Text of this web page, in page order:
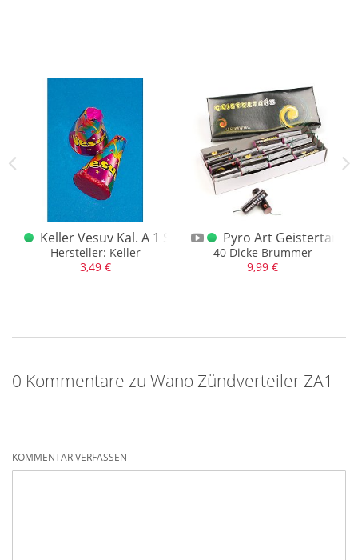
Keller Vesuv Kal. A 1 Stück alt
Hersteller: Keller
3,49 €
Pyro Art Geistertanz
40 Dicke Brummer
9,99 €
0 Kommentare zu Wano Zündverteiler ZA1
KOMMENTAR VERFASSEN